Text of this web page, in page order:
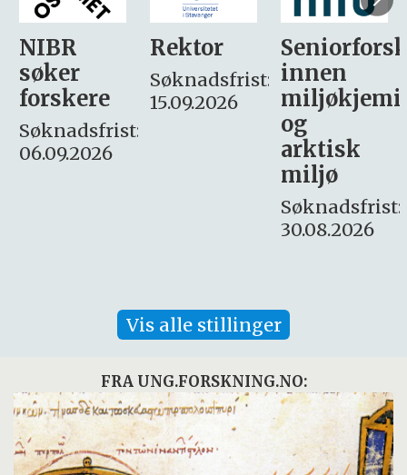
Rektor
Søknadsfrist:
15.09.2026
Seniorforsker
innen
miljøkjemi
søker
– fast
Søknadsfrist:
16. august.
Vis alle stillinger
FRA UNG.FORSKNING.NO: